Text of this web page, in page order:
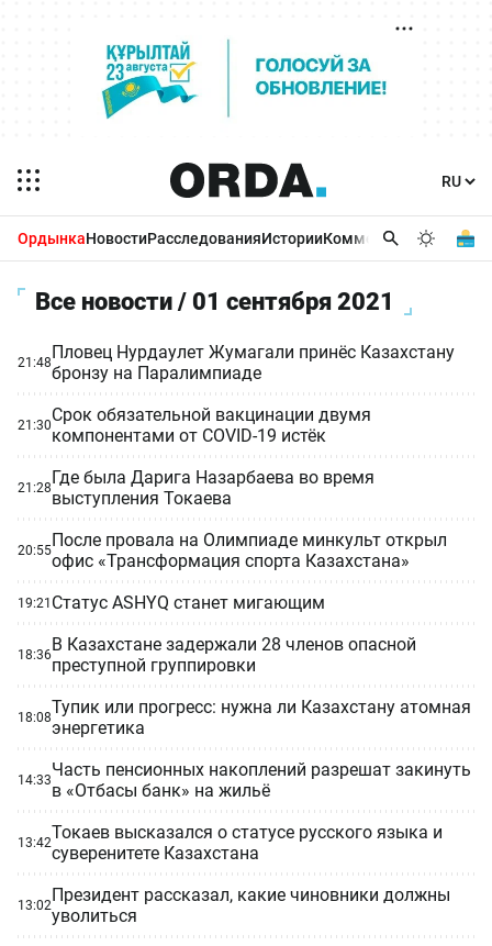
ОрдынкаНовостиРасследованияИсторииКомментарииБизнес
Все новости / 01 сентября 2021
21:48Пловец Нурдаулет Жумагали принёс Казахстану
бронзу на Паралимпиаде
21:30Срок обязательной вакцинации двумя
компонентами от COVID-19 истёк
21:28Где была Дарига Назарбаева во время
выступления Токаева
20:55После провала на Олимпиаде минкульт открыл
офис «Трансформация спорта Казахстана»
19:21 Статус ASHYQ станет мигающим
18:36В Казахстане задержали 28 членов опасной
преступной группировки
18:08Тупик или прогресс: нужна ли Казахстану атомная
энергетика
14:33Часть пенсионных накоплений разрешат закинуть
в «Отбасы банк» на жильё
13:42Токаев высказался о статусе русского языка и
суверенитете Казахстана
13:02Президент рассказал, какие чиновники должны
уволиться